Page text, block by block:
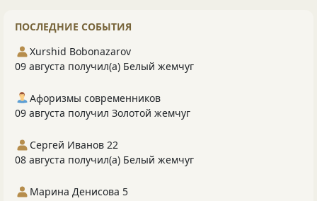
ПОСЛЕДНИЕ СОБЫТИЯ
Xurshid Bobonazarov
09 августа получил(а) Белый жемчуг
Афоризмы современников
09 августа получил Золотой жемчуг
Сергей Иванов 22
08 августа получил(а) Белый жемчуг
Марина Денисова 5